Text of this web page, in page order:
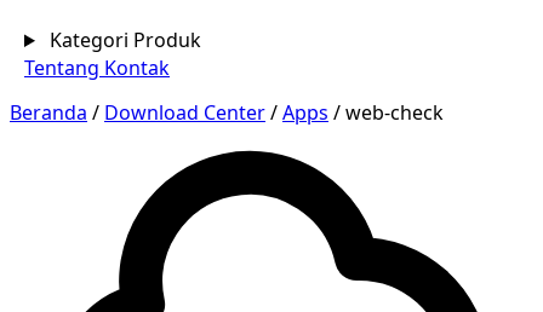
Kategori Produk
Tentang Kontak
Beranda / Download Center/Apps /web-check